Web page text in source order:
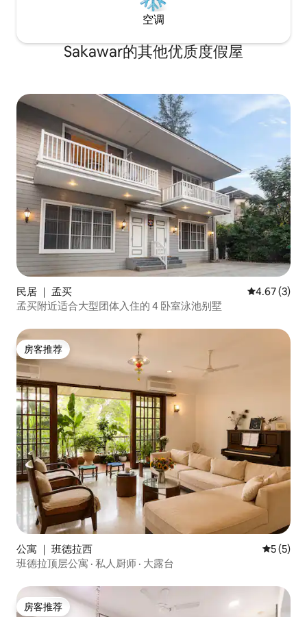
空调
Sakawar的其他优质度假屋
民居 ｜ 孟买 平均评分
4.67 (3)
孟买附近适合大型团体入住的 4 卧室泳池别墅
房客推荐
房客推荐
公寓 ｜ 班德拉西 平均评分
5 (5)
班德拉顶层公寓 · 私人厨师 · 大露台
房客推荐
房客推荐